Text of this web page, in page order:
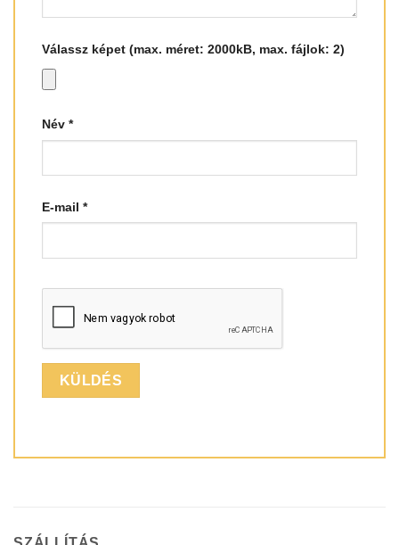
Válassz képet (max. méret: 2000kB, max. fájlok: 2)
Név *
E-mail *